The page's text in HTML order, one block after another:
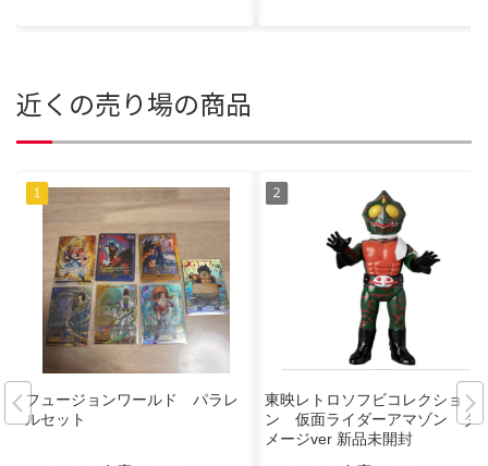
近くの売り場の商品
フュージョンワールド パラレ
ルセット
東映レトロソフビコレクショ
ン 仮面ライダーアマゾン ダ
メージver 新品未開封